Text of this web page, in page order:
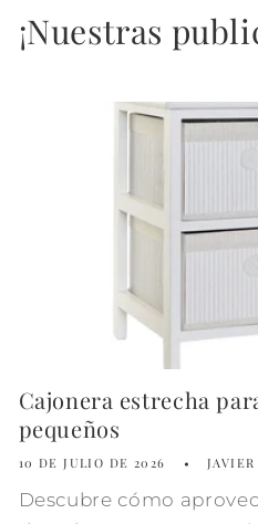
¡Nuestras
Cajonera estrecha
pequeños
10 DE JULIO DE 2026 JAVIER
Descubre cómo